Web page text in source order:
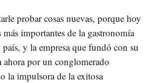
probar cosas nuevas, porque hoy
más importantes de la gastronomía
y la empresa que fundó con su
por un conglomerado
la impulsora de la exitosa